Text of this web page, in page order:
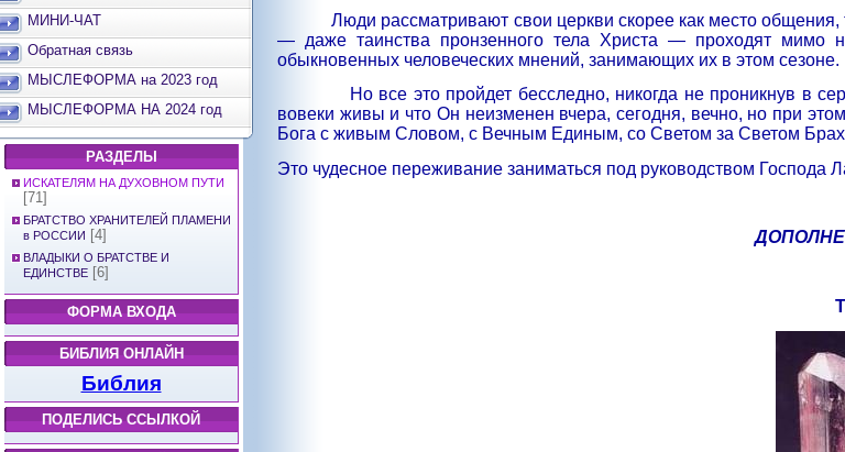
МИНИ-ЧАТ
Обратная связь
МЫСЛЕФОРМА на 2023 год
МЫСЛЕФОРМА НА 2024 год
РАЗДЕЛЫ
ИСКАТЕЛЯМ НА ДУХОВНОМ ПУТИ
[71]
БРАТСТВО ХРАНИТЕЛЕЙ ПЛАМЕНИ
в РОССИИ [4]
ВЛАДЫКИ О БРАТСТВЕ И
ЕДИНСТВЕ [6]
ФОРМА ВХОДА
БИБЛИЯ ОНЛАЙН
Библия
ПОДЕЛИСЬ ССЫЛКОЙ
Люди рассматривают свои церкви скорее как место
— даже таинства пронзенного тела Христа — проходят мимо
обыкновенных человеческих мнений, занимающих их в этом сезоне.
Но все это пройдет бесследно, никогда не проникнув в
вовеки живы и что Он неизменен вчера, сегодня, вечно, но при
Бога с живым Словом, с Вечным Единым, со Светом за Светом
Это чудесное переживание заниматься под руководством Господа